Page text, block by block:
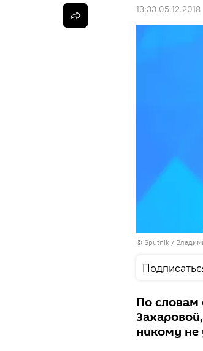
13:33 05.12.2018
© Sputnik /
По
никому не